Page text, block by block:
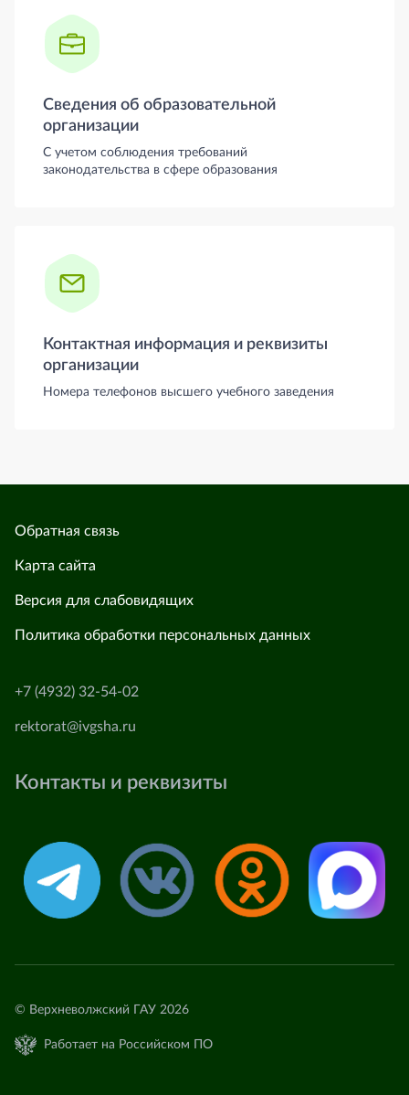
Сведения об образовательной
организации
С учетом соблюдения требований
законодательства в сфере образования
Контактная информация и реквизиты
организации
Номера телефонов высшего учебного заведения
Обратная связь
Карта сайта
Версия для слабовидящих
Политика обработки персональных данных
+7 (4932) 32-54-02
rektorat@ivgsha.ru
Контакты и реквизиты
© Верхневолжский ГАУ 2026
Работает на Российском ПО